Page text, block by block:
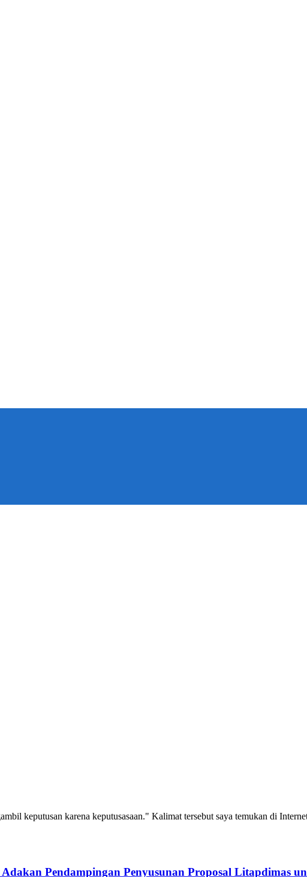
keputusan karena keputusasaan." Kalimat tersebut saya temukan di
Pendampingan Penyusunan Proposal Litapdimas